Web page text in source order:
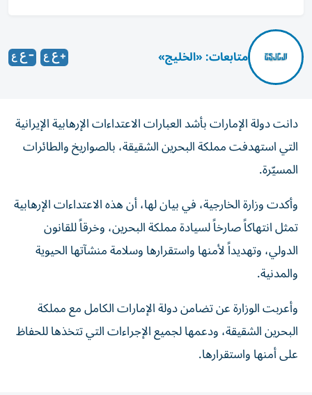
متابعات: «الخليج»
دانت دولة الإمارات بأشد العبارات الاعتداءات الإرهابية الإيرانية
التي استهدفت مملكة البحرين الشقيقة، بالصواريخ والطائرات
المسيّرة.
وأكدت وزارة الخارجية، في بيان لها، أن هذه الاعتداءات الإرهابية
تمثل انتهاكاً صارخاً لسيادة مملكة البحرين، وخرقاً للقانون
الدولي، وتهديداً لأمنها واستقرارها وسلامة منشآتها الحيوية
والمدنية.
وأعربت الوزارة عن تضامن دولة الإمارات الكامل مع مملكة
البحرين الشقيقة، ودعمها لجميع الإجراءات التي تتخذها للحفاظ
على أمنها واستقرارها.